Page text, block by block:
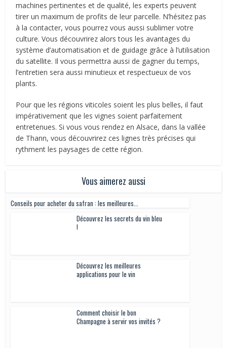
machines pertinentes et de qualité, les experts peuvent
tirer un maximum de profits de leur parcelle. N’hésitez pas
à la contacter, vous pourrez vous aussi sublimer votre
culture. Vous découvrirez alors tous les avantages du
système d’automatisation et de guidage grâce à l’utilisation
du satellite. Il vous permettra aussi de gagner du temps,
l’entretien sera aussi minutieux et respectueux de vos
plants.
Pour que les régions viticoles soient les plus belles, il faut
impérativement que les vignes soient parfaitement
entretenues. Si vous vous rendez en Alsace, dans la vallée
de Thann, vous découvrirez ces lignes très précises qui
rythment les paysages de cette région.
Vous aimerez aussi
Conseils pour acheter du safran : les meilleures...
Découvrez les secrets du vin bleu !
Café soluble, moulu ou en grains :